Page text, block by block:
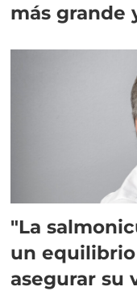
más grande
"La
un
asegurar su